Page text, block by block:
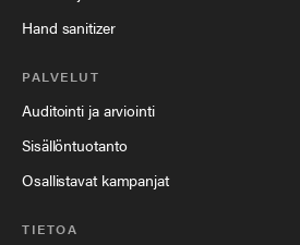
Hand sanitizer
PALVELUT
Auditointi ja arviointi
Sisällöntuotanto
Osallistavat kampanjat
TIETOA